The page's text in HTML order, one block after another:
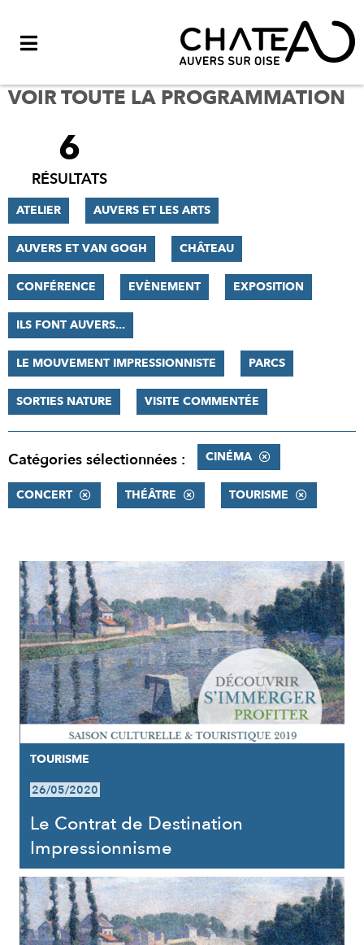
VOIR TOUTE LA PROGRAMMATION
FILTRER
RÉSULTATS
6
RÉSULTATS
ATELIER AUVERS ET LES ARTS
AUVERS ET VAN GOGH CHÂTEAU
CONFÉRENCE EVÈNEMENT EXPOSITION
ILS FONT AUVERS...
LE MOUVEMENT IMPRESSIONNISTE PARCS
SORTIES NATURE VISITE COMMENTÉE
Catégories sélectionnées : CINÉMA
CONCERT THÉÂTRE TOURISME
RÉSULTATS
TOURISME
26/05/2020
Le Contrat de Destination
Impressionnisme